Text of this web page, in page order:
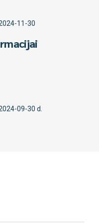
11-30
09-30 d.